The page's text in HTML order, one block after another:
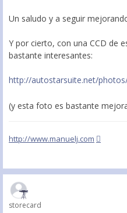
Un saludo y a seguir
Y por cierto, con una CCD de
bastante interesantes:
http://autostarsuite.net/
(y esta foto es bastante
http://www.manuelj.com
storecard